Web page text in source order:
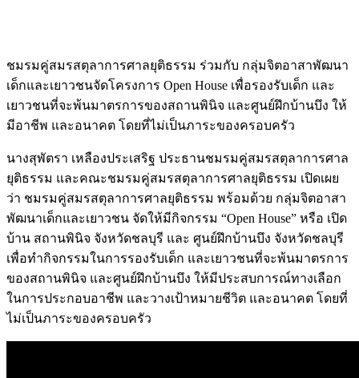
ชมรมคู่สมรสตุลาการศาลยุติธรรม ร่วมกับ กลุ่มจิตอาสาพัฒนา
เด็กและเยาวชนจัดโครงการ Open House เพื่อรองรับเด็ก และ
เยาวชนที่จะพ้นมาตรการของสถานพินิจ และศูนย์ฝึกบ้านบึง ให้
มีอาชีพ และอนาคต โดยที่ไม่เป็นภาระของครอบครัว
นางสุพัตรา เหลืองประเสริฐ ประธานชมรมคู่สมรสตุลาการศาล
ยุติธรรม และคณะชมรมคู่สมรสตุลาการศาลยุติธรรม เปิดเผย
ว่า ชมรมคู่สมรสตุลาการศาลยุติธรรม พร้อมด้วย กลุ่มจิตอาสา
พัฒนาเด็กและเยาวชน จัดให้มีกิจกรรม “Open House” หรือ เปิด
บ้าน สถานพินิจ จังหวัดชลบุรี และ ศูนย์ฝึกบ้านบึง จังหวัดชลบุรี
เพื่อทำกิจกรรมในการรองรับเด็ก และเยาวชนที่จะพ้นมาตรการ
ของสถานพินิจ และศูนย์ฝึกบ้านบึง ให้มีประสบการณ์ทางเลือก
ในการประกอบอาชีพ และวางเป้าหมายชีวิต และอนาคต โดยที่
ไม่เป็นภาระของครอบครัว